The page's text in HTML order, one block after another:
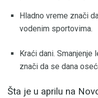
Hladno vreme znači
vodenim sportovima.
Kraći dani. Smanjenje
znači da se dana
Šta je u aprilu na